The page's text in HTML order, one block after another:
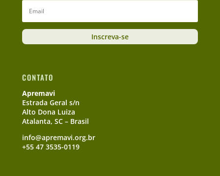
Inscreva-se
CONTATO
Apremavi
Estrada Geral s/n
Alto Dona Luiza
Atalanta, SC – Brasil
info@apremavi.org.br
+55 47 3535-0119